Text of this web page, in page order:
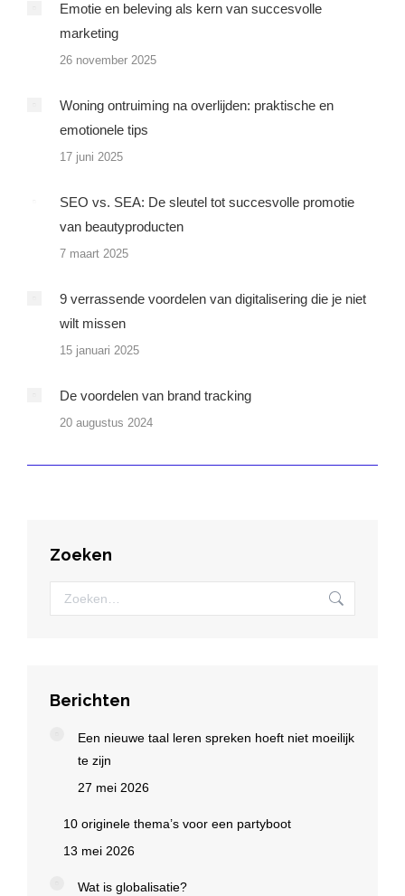
Emotie en beleving als kern van succesvolle
marketing
26 november 2025
Woning ontruiming na overlijden: praktische en
emotionele tips
17 juni 2025
SEO vs. SEA: De sleutel tot succesvolle promotie
van beautyproducten
7 maart 2025
9 verrassende voordelen van digitalisering die je niet
wilt missen
15 januari 2025
De voordelen van brand tracking
20 augustus 2024
Zoeken
Zoeken:
Berichten
Een nieuwe taal leren spreken hoeft niet moeilijk
te zijn
27 mei 2026
10 originele thema’s voor een partyboot
13 mei 2026
Wat is globalisatie?